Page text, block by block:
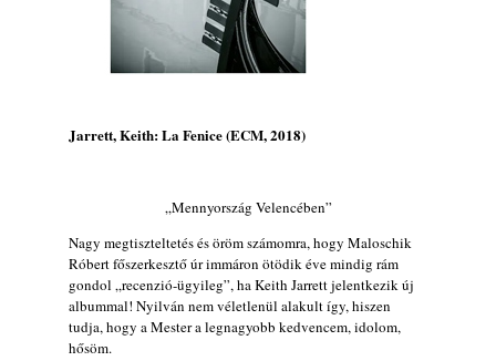
X. BOHÉM JAZZFŐVÁROS fesztivál,
Kecskemét, 2026. augusztus 6-9.: 4 nap, 4
színpad, 10 ország zenészei, 40 óra zene és
Magyar Jazz ABC – 541. rész: Juhász
Jazz-rock albumok 1983-ból - John Scofield
„Out like a Light”
2026. augusztus 05.
Jazz-rock albumok 1982-ből - John Scofield
„Shinola”
2026. augusztus 04.
Jarrett, Keith: La Fenice (ECM, 2018)
„Mennyország Velencében”
Nagy megtiszteltetés és öröm számomra, hogy Maloschik
Róbert főszerkesztő úr immáron ötödik éve mindig rám
gondol „recenzió-ügyileg”, ha Keith Jarrett jelentkezik új
albummal! Nyilván nem véletlenül alakult így, hiszen
tudja, hogy a Mester a legnagyobb kedvencem, idolom,
hősöm.